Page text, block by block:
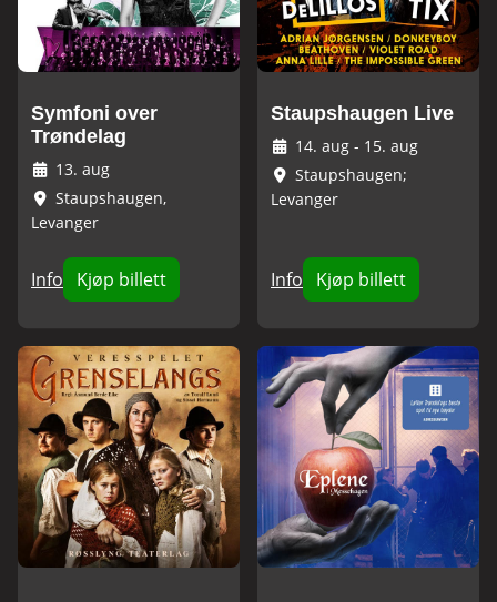
Symfoni over
Trøndelag
13. aug
Staupshaugen,
Levanger
Info Kjøp billett
Staupshaugen Live
14. aug - 15. aug
Staupshaugen;
Levanger
Info Kjøp billett